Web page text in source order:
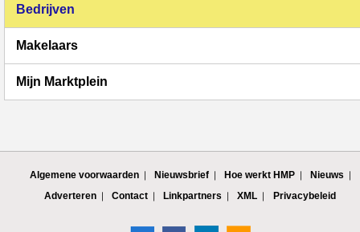
Bedrijven
Makelaars
Mijn Marktplein
Algemene voorwaarden Nieuwsbrief Hoe werkt HMP
Nieuws
Adverteren
Contact Linkpartners XML Privacybeleid